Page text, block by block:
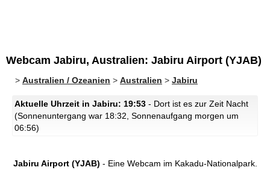
Webcam Jabiru, Australien: Jabiru Airport (YJAB)
> Australien / Ozeanien > Australien > Jabiru
Aktuelle Uhrzeit in Jabiru: 19:53 - Dort ist es zur Zeit Nacht
(Sonnenuntergang war 18:32, Sonnenaufgang morgen um
06:56)
Jabiru Airport (YJAB) - Eine Webcam im Kakadu-Nationalpark.